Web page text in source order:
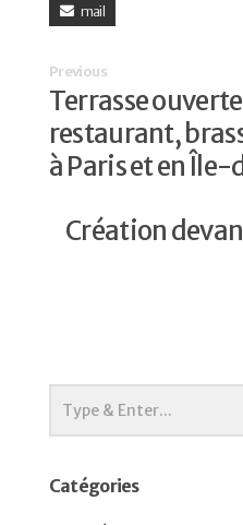
mail
Previous
Terrasse
restaurant,
à Paris et en
Création
Catégories